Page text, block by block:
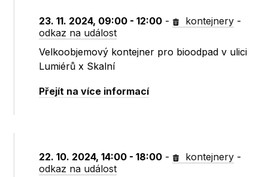
23. 11. 2024, 09:00 - 12:00 - kontejnery -
odkaz na událost
Velkoobjemový kontejner pro bioodpad v ulici
Lumiérů x Skalní
Přejít na více informací
22. 10. 2024, 14:00 - 18:00 - kontejnery -
odkaz na událost